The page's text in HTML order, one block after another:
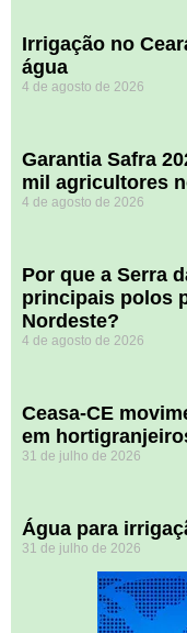
Irrigação no
água
4 de agosto de 2026
Garantia Safra
mil agricultores
4 de agosto de 2026
Por que a Serra
principais polos
Nordeste?
4 de agosto de 2026
Ceasa-CE
em
31 de julho de 2026
Água para
31 de julho de 2026